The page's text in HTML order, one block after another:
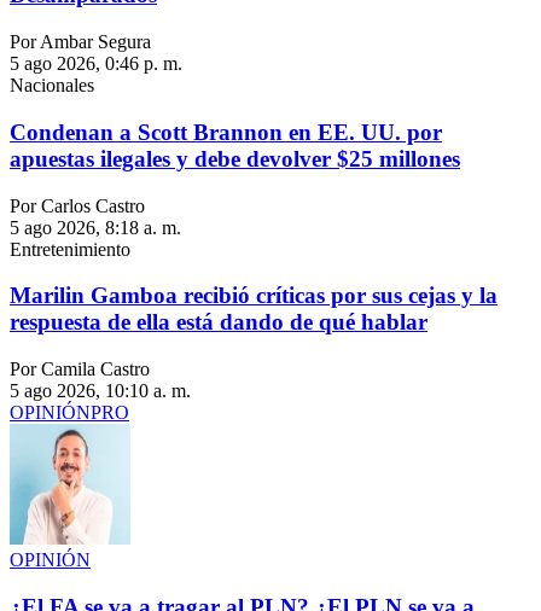
Por Ambar Segura
5 ago 2026, 0:46 p. m.
Nacionales
Condenan a Scott Brannon en EE. UU. por
apuestas ilegales y debe devolver $25 millones
Por Carlos Castro
5 ago 2026, 8:18 a. m.
Entretenimiento
Marilin Gamboa recibió críticas por sus cejas y la
respuesta de ella está dando de qué hablar
Por Camila Castro
5 ago 2026, 10:10 a. m.
OPINIÓNPRO
OPINIÓN